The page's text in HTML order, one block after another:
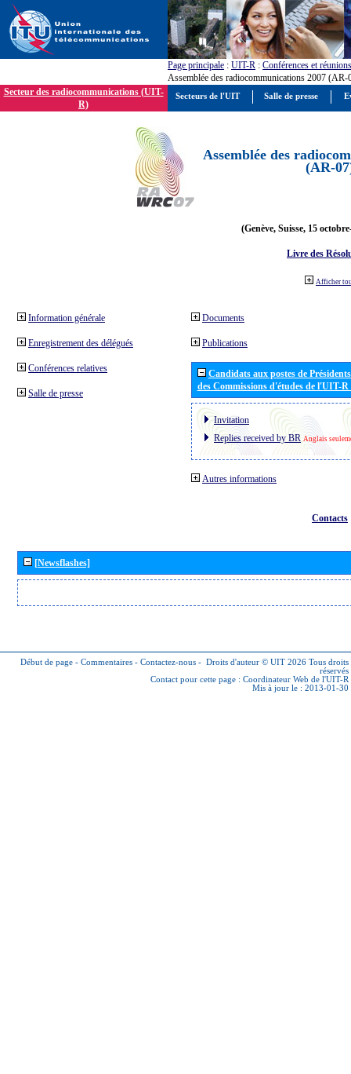
Page principale : UIT-R : Conférences et réunions
Assemblée des radiocommunications 2007 (AR-
Secteur des radiocommunications (UIT-
R)
Assemblée des
(AR-
(Genève, Suisse, 15
Livre des
Afficher
Information générale
Enregistrement des délégués
Conférences relatives
Salle de presse
Documents
Publications
Candidats aux postes de
des Commissions d'études de l'UIT-
Invitation
Replies received by BR Anglais
Autres informations
Contacts
[Newsflashes]
Début de page - Commentaires - Contactez-nous - Droits d'auteur © UIT 2026 Tous droits
réservés
Contact pour cette page : Coordinateur Web de l'UIT-R
Mis à jour le : 2013-01-30
Secteurs de l'UIT Salle de presse